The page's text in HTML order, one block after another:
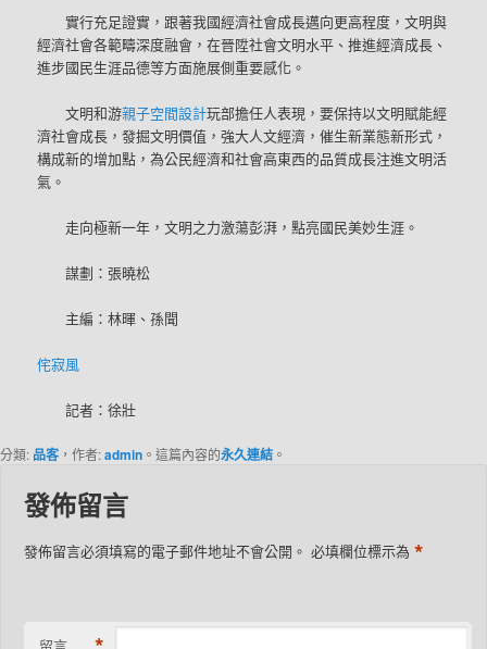
實行充足證實，跟著我國經濟社會成長邁向更高程度，文明與
經濟社會各範疇深度融會，在晉陞社會文明水平、推進經濟成長、
進步國民生涯品德等方面施展側重要感化。
文明和游親子空間設計玩部擔任人表現，要保持以文明賦能經
濟社會成長，發掘文明價值，強大人文經濟，催生新業態新形式，
構成新的增加點，為公民經濟和社會高東西的品質成長注進文明活
氣。
走向極新一年，文明之力激蕩彭湃，點亮國民美妙生涯。
謀劃：張曉松
主編：林暉、孫聞
侘寂風
記者：徐壯
分類: 品客 ，作者:admin 。這篇內容的永久連結 。
發佈留言
發佈留言必須填寫的電子郵件地址不會公開。 必填欄位標示為*
留言